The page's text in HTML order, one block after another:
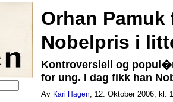
Orhan
Nobelpris i
Kontroversiell og
for ung. I dag fikk han
Av Kari Hagen, 12. Oktober 2006, kl.